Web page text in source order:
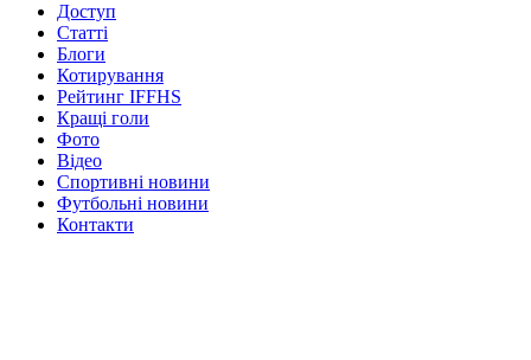
Доступ
Статті
Блоги
Котирування
Рейтинг IFFHS
Кращі голи
Фото
Відео
Спортивні новини
Футбольні новини
Контакти